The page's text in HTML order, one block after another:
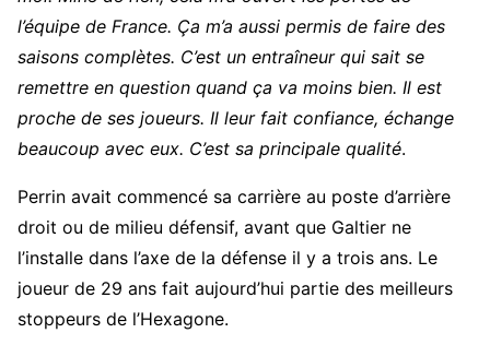
l’équipe de France. Ça m’a aussi permis de faire des
saisons complètes. C’est un entraîneur qui sait se
remettre en question quand ça va moins bien. Il est
proche de ses joueurs. Il leur fait confiance, échange
beaucoup avec eux. C’est sa principale qualité.
Perrin avait commencé sa carrière au poste d’arrière
droit ou de milieu défensif, avant que Galtier ne
l’installe dans l’axe de la défense il y a trois ans. Le
joueur de 29 ans fait aujourd’hui partie des meilleurs
stoppeurs de l’Hexagone.